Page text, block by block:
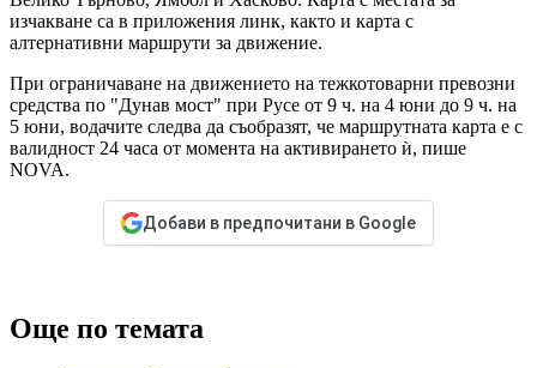
изчакване са в приложения линк, както и карта с
алтернативни маршрути за движение.
При ограничаване на движението на тежкотоварни превозни
средства по "Дунав мост" при Русе от 9 ч. на 4 юни до 9 ч. на
5 юни, водачите следва да съобразят, че маршрутната карта е с
валидност 24 часа от момента на активирането ѝ, пише
NOVA.
Добави в предпочитани в Google
Още по темата